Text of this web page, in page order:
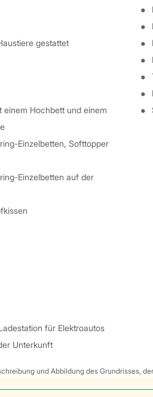
gestattet
Hochbett und einem
Einzelbetten, Softtopper
Einzelbetten auf der
für Elektroautos
Unterkunft
und Abbildung des Grundrisses,